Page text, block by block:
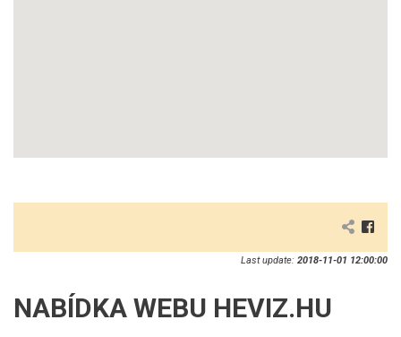
Last update: 2018-11-01 12:00:00
NABÍDKA WEBU HEVIZ.HU